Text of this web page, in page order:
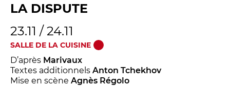
LA DISPUTE
23.11 / 24.11
SALLE DE LA CUISINE
D’après Marivaux
Textes additionnels Anton Tchekhov
Mise en scène Agnès Régolo